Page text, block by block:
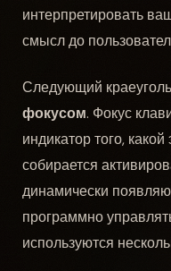
интерпретировать
смысл до
Следующий
фокусом. Фокус
индикатор того,
собирается
динамически
программно
используются